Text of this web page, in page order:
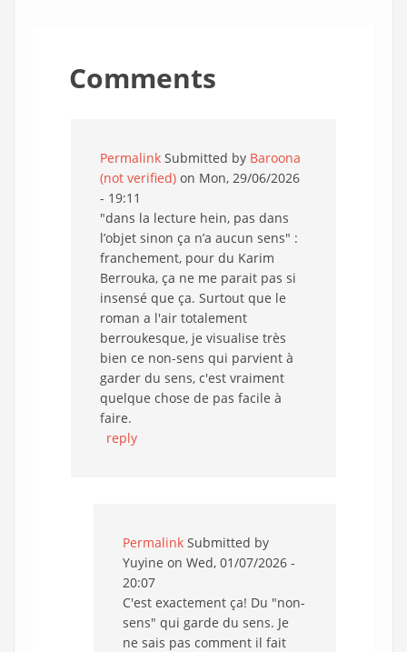
Comments
Permalink Submitted by Baroona
(not verified) on Mon, 29/06/2026
- 19:11
"dans la lecture hein, pas dans
l’objet sinon ça n’a aucun sens" :
franchement, pour du Karim
Berrouka, ça ne me parait pas si
insensé que ça. Surtout que le
roman a l'air totalement
berroukesque, je visualise très
bien ce non-sens qui parvient à
garder du sens, c'est vraiment
quelque chose de pas facile à
faire.
reply
Permalink Submitted by
Yuyine on Wed, 01/07/2026 -
20:07
C'est exactement ça! Du "non-
sens" qui garde du sens. Je
ne sais pas comment il fait